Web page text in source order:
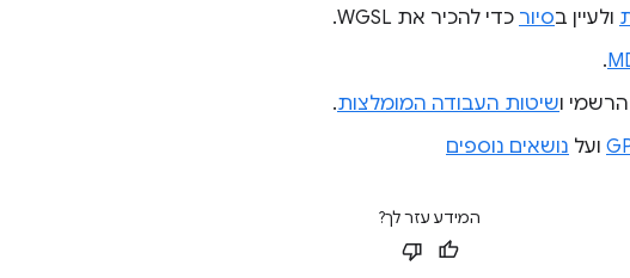
ולעיין בסיור כדי להכיר את WGSL.
.
הרשמי ושיטות העבודה המומלצות.
ועל נושאים נוספים
המידע עזר לך?